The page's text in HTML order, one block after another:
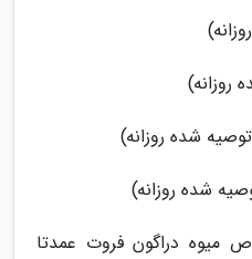
میوه دراگون فروت عمدتا